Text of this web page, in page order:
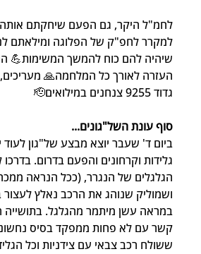
לחמ"ל היקר, גם הפעם שיחקתם
למקרר לחפ"ק של הפלוגה ומילאתם
שיהיה להם כוח להמשך המשימות💪
העזרה לאורך כל המלחמה🙏
גדוד 9255 צנחנים במילואים🫡
סוף עונת השל"גונים...
ביום ד' שעבר יוצא מבצע של"גון
גלידות וקרחונים והפעם בדרום.
הגלגלים של הנגרר, (ככל הנראה
ושמוליק שנוהג את הרכב נאלץ
במראה עשן מיתמר מהגלגל. בתושייה
קשר עם לא פחות ממפקד בסיס
ששולח רכב צבאי עם צידניות וכל